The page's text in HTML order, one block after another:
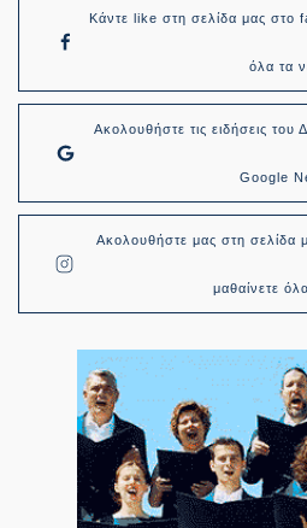
Κάντε like στη σελίδα μας στο
όλα τα
Ακολουθήστε τις ειδήσεις
Google
Ακολουθήστε μας στη σελίδα
μαθαίνετε